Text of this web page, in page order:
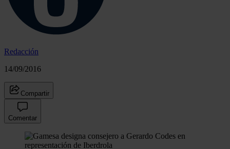
Redacción
14/09/2016
Compartir
Comentar